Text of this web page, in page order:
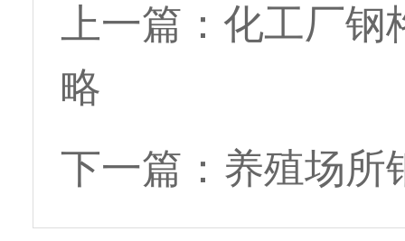
上一篇： 化工厂钢
略
下一篇： 养殖场所